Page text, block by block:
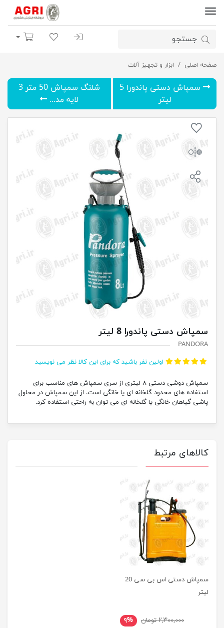
ورود | ثبت نام
لیست مورد علاقه
سبد خرید
صفحه اصلی ابزار و تجهیز آلات
سمپاش دستی پاندورا 8 لیتر
سمپاش دستی پاندورا 5
لیتر
شلنگ سمپاش 50 متر 3
لایه مد...
سمپاش دستی پاندورا 8 لیتر
PANDORA
اولین نفر باشید که برای این کالا نظر می نویسید
سمپاش دوشی دستی ۸ لیتری از سری سمپاش های مناسب برای
استفاده های محدود گلخانه ای یا خانگی است. از این سمپاش در محلول
پاشی گیاهان خانگی یا گلخانه ای می توان به راحتی استفاده کرد.
کالاهای مرتبط
سمپاش دستی اس بی سی 20
لیتر
۲,۳۰۰,۰۰۰ تومان
۹%